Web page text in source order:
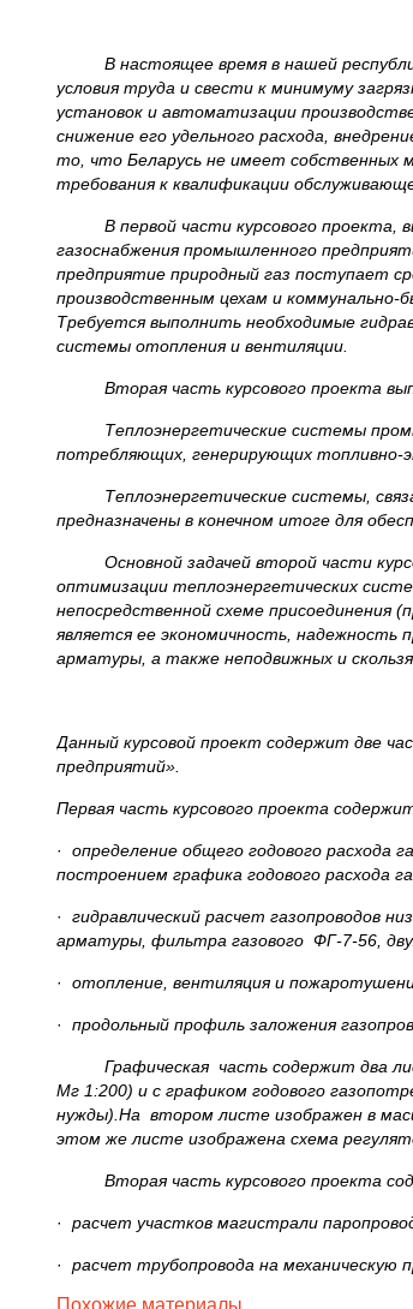
В настоящее время в нашей республике
условия труда и свести к минимуму
установок и автоматизации
снижение его удельного расхода,
то, что Беларусь не имеет собственных
требования к квалификации
В первой части курсового проекта,
газоснабжения промышленного
предприятие природный газ поступает
производственным цехам и
Требуется выполнить необходимые
системы отопления и вентиляции.
Вторая часть курсового проекта
Теплоэнергетические системы
потребляющих, генерирующих топливно-
Теплоэнергетические системы,
предназначены в конечном итоге для
Основной задачей второй части
оптимизации теплоэнергетических
непосредственной схеме присоединения
является ее экономичность, надежность
арматуры, а также неподвижных и
Данный курсовой проект содержит две
предприятий».
Первая часть курсового проекта
· определение общего годового расхода
построением графика годового расхода
· гидравлический расчет газопроводов
арматуры, фильтра газового ФГ-7-56,
· отопление, вентиляция и
· продольный профиль заложения
Графическая часть содержит два
Мг 1:200) и с графиком годового
нужды).На втором листе изображен в
этом же листе изображена схема
Вторая часть курсового проекта
· расчет участков магистрали
· расчет трубопровода на механическую
Похожие материалы